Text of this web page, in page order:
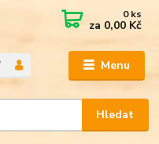
Menu
Hledat
0ks
za 0,00 Kč